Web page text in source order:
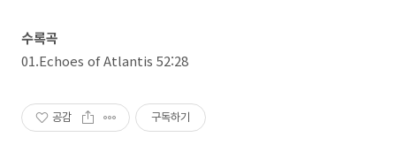
수록곡
01.Echoes of Atlantis 52:28
공감 구독하기